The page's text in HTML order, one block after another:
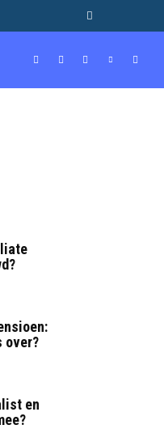
MORE
over?
en